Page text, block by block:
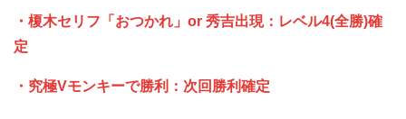
・榎木セリフ「おつかれ」or 秀吉出現：レベル4(全勝)確
定
・究極Vモンキーで勝利：次回勝利確定